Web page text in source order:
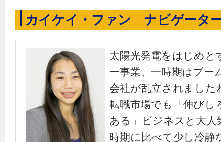
カイケイ・ファン ナビゲータ
太陽光発電をはじめ
ー事業、一時期はブー
会社が乱立されました
転職市場でも「伸びし
ある」ビジネスと大人
時期に比べて少し冷静